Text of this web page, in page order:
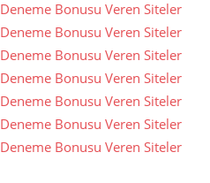
Deneme Bonusu Veren Siteler
Deneme Bonusu Veren Siteler
Deneme Bonusu Veren Siteler
Deneme Bonusu Veren Siteler
Deneme Bonusu Veren Siteler
Deneme Bonusu Veren Siteler
Deneme Bonusu Veren Siteler